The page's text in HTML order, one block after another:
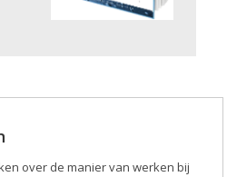
over de manier van werken bij